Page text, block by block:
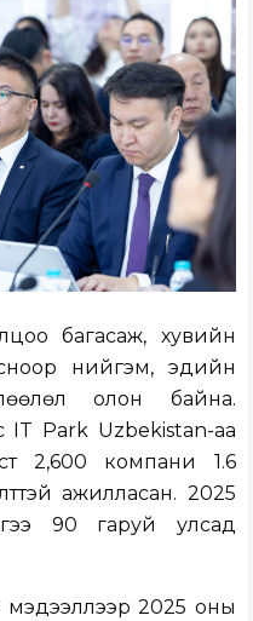
багасаж, хувийн
нийгэм, эдийн
олон байна.
IT Park Uzbekistan-аа
2,600 компани 1.6
ажилласан. 2025
90 гаруй улсад
мэдээллээр 2025 оны